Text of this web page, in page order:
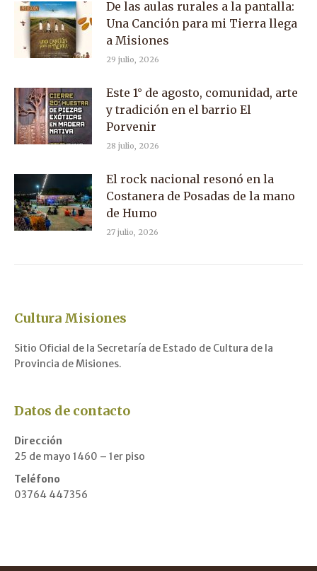
De las aulas rurales a la pantalla:
Una Canción para mi Tierra llega
a Misiones
29 julio, 2026
Este 1° de agosto, comunidad, arte
y tradición en el barrio El
Porvenir
28 julio, 2026
El rock nacional resonó en la
Costanera de Posadas de la mano
de Humo
27 julio, 2026
Cultura Misiones
Sitio Oficial de la Secretaría de Estado de Cultura de la
Provincia de Misiones.
Datos de contacto
Dirección
25 de mayo 1460 – 1er piso
Teléfono
03764 447356